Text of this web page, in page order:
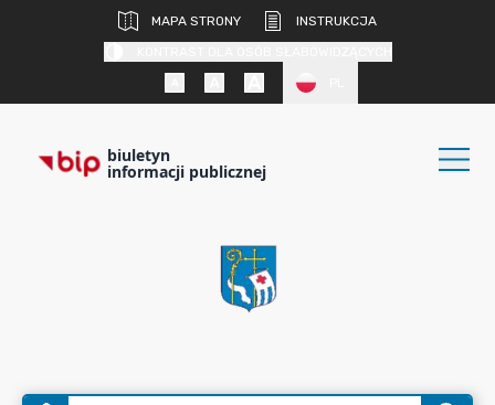
MAPA STRONY
INSTRUKCJA
biuletyn
informacji publicznej